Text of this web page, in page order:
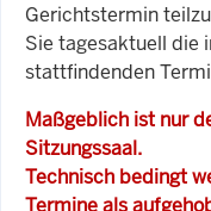
Gerichtstermin
Sie tagesaktuell die
stattfindenden
Maßgeblich ist nur
Sitzungssaal.
Technisch bedingt
Termine als